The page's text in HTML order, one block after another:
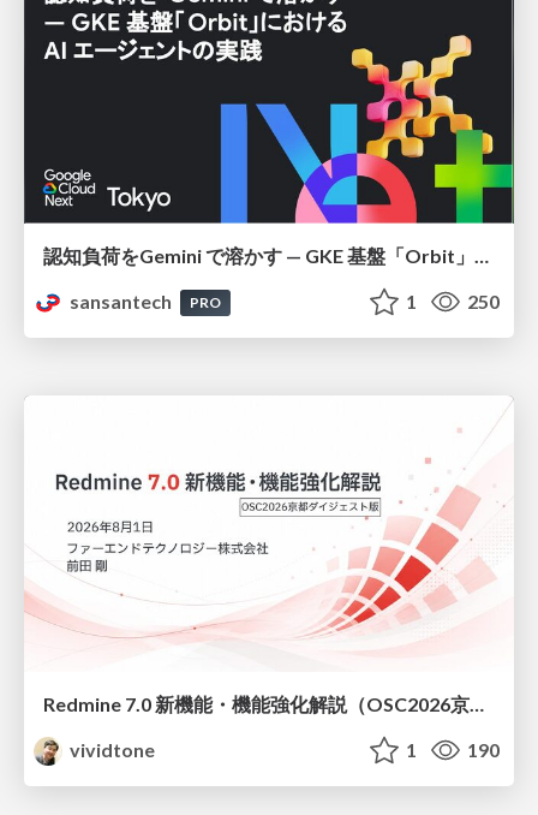
認知負荷をGemini で溶かす — GKE 基盤「Orbit」における AI エージェントの実践
sansantech
PRO 1 250
vividtone
1 190